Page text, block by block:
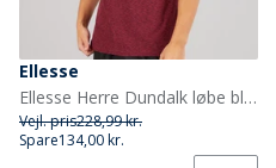
Ellesse
Ellesse Herre Dundalk løbe bluse Burgundy Marl
Vejl. pris228,99 kr.
Spare134,00 kr.